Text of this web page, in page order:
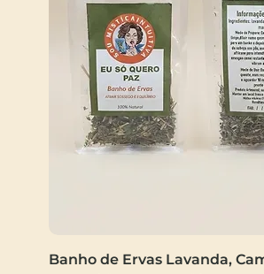
Banho de Ervas Lavanda,